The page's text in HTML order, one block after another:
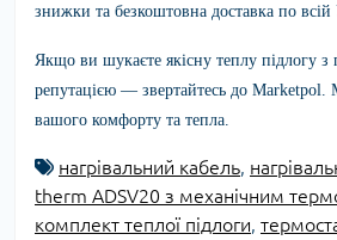
знижки та безкоштовна доставка по всій
Якщо ви шукаєте якісну теплу підлогу з
репутацією — звертайтесь до
вашого комфорту та тепла.
нагрівальний кабель
therm ADSV20 з механічним
комплект теплої підлоги